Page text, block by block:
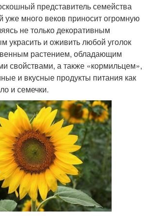
представитель семейства
уже много веков приносит огромную
не только декоративным
украсить и оживить любой уголок
растением, обладающим
свойствами, а также «кормильцем»,
и вкусные продукты питания как
и семечки.